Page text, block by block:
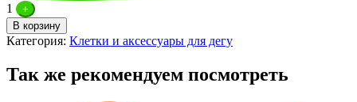
1
+
В корзину
Категория: Клетки и аксессуары для дегу
Так же рекомендуем посмотреть